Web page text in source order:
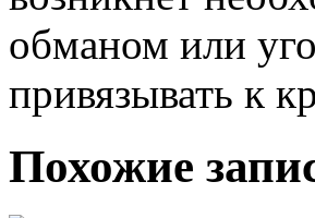
обманом или
привязывать к
Похожие